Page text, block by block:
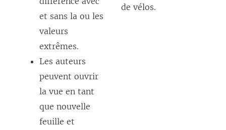
et sans la ou les
valeurs
extrêmes.
Les auteurs
peuvent ouvrir
la vue en tant
que nouvelle
feuille et
de vélos.